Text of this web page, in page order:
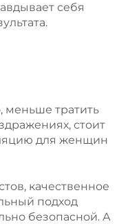
себя
меньше тратить
стоит
для женщин
качественное
подход
безопасной. А